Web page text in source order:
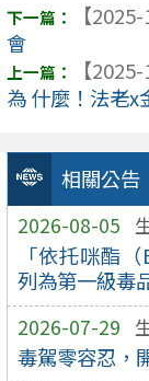
相關公告
2026-08-05
「依托咪酯
列為第一級毒
2026-07-29
毒駕零容忍，
【
會
【
為 什麼！法老x